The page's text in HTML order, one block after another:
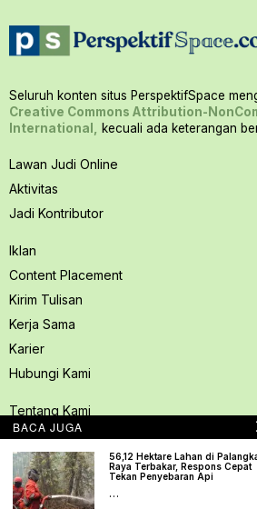
Seluruh konten situs PerspektifSpace
Creative Commons Attribution-
International,
kecuali ada keterangan
Lawan Judi Online
Aktivitas
Jadi Kontributor
Iklan
Content Placement
Kirim Tulisan
Kerja Sama
Karier
Hubungi Kami
Tentang Kami
Redaksi PerspektifSpace
Kode Etik Jurnalistik
Pedoman Media Siber
BACA JUGA
56,12 Hektare Lahan di
Raya Terbakar, Respons Cepat
Tekan Penyebaran Api
…